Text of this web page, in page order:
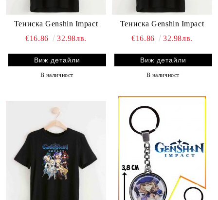
Тениска Genshin Impact
€16.86
32.98лв.
Виж детайли
В наличност
Тениска Genshin Impact
€16.86
32.98лв.
Виж детайли
В наличност